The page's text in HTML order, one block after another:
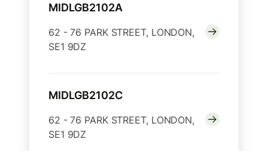
MIDLGB2102A
62 - 76 PARK STREET, LONDON,
SE1 9DZ
MIDLGB2102C
62 - 76 PARK STREET, LONDON,
SE1 9DZ